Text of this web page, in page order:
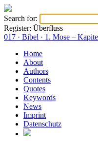
Search for:
Register: Überfluss
017 · Bibel · 1. Mose –
Home
About
Authors
Contents
Quotes
Keywords
News
Imprint
Datenschutz